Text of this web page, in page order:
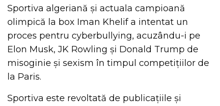
Sportiva algeriană și actuala campioană
olimpică la box Iman Khelif a intentat un
proces pentru cyberbullying, acuzându-i pe
Elon Musk, JK Rowling și Donald Trump de
misoginie și sexism în timpul competițiilor de
la Paris.
Sportiva este revoltată de publicațiile și